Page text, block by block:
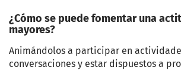
¿Cómo se puede fomentar una
mayores?
Animándolos a participar en
conversaciones y estar dispuestos a